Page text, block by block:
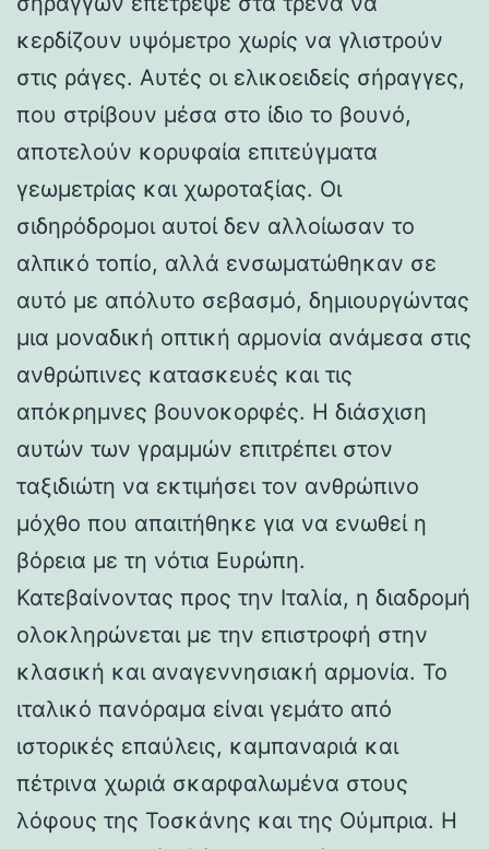
κερδίζουν υψόμετρο χωρίς να γλιστρούν
στις ράγες. Αυτές οι ελικοειδείς σήραγγες,
που στρίβουν μέσα στο ίδιο το βουνό,
αποτελούν κορυφαία επιτεύγματα
γεωμετρίας και χωροταξίας. Οι
σιδηρόδρομοι αυτοί δεν αλλοίωσαν το
αλπικό τοπίο, αλλά ενσωματώθηκαν σε
αυτό με απόλυτο σεβασμό, δημιουργώντας
μια μοναδική οπτική αρμονία ανάμεσα στις
ανθρώπινες κατασκευές και τις
απόκρημνες βουνοκορφές. Η διάσχιση
αυτών των γραμμών επιτρέπει στον
ταξιδιώτη να εκτιμήσει τον ανθρώπινο
μόχθο που απαιτήθηκε για να ενωθεί η
βόρεια με τη νότια Ευρώπη.
Κατεβαίνοντας προς την Ιταλία, η διαδρομή
ολοκληρώνεται με την επιστροφή στην
κλασική και αναγεννησιακή αρμονία. Το
ιταλικό πανόραμα είναι γεμάτο από
ιστορικές επαύλεις, καμπαναριά και
πέτρινα χωριά σκαρφαλωμένα στους
λόφους της Τοσκάνης και της Ούμπρια. Η